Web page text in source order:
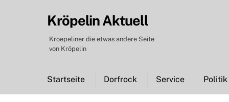
Kröpelin Aktuell
Kroepeliner die etwas andere Seite
von Kröpelin
Startseite Dorfrock Service Politik